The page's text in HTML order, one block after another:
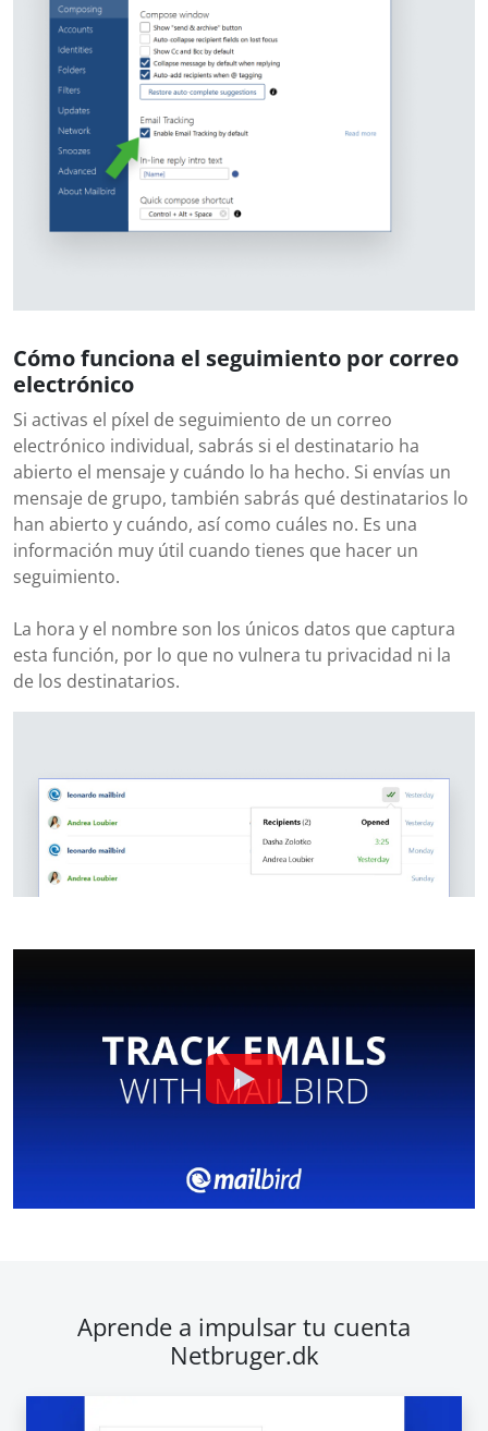
Cómo funciona el seguimiento por correo
electrónico
Si activas el píxel de seguimiento de un correo
electrónico individual, sabrás si el destinatario ha
abierto el mensaje y cuándo lo ha hecho. Si envías un
mensaje de grupo, también sabrás qué destinatarios lo
han abierto y cuándo, así como cuáles no. Es una
información muy útil cuando tienes que hacer un
seguimiento.
La hora y el nombre son los únicos datos que captura
esta función, por lo que no vulnera tu privacidad ni la
de los destinatarios.
Aprende a impulsar tu cuenta
Netbruger.dk